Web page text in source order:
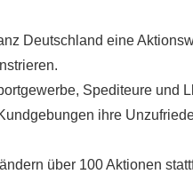
Deutschland eine
Spediteure und
ihre
über 100 Aktionen